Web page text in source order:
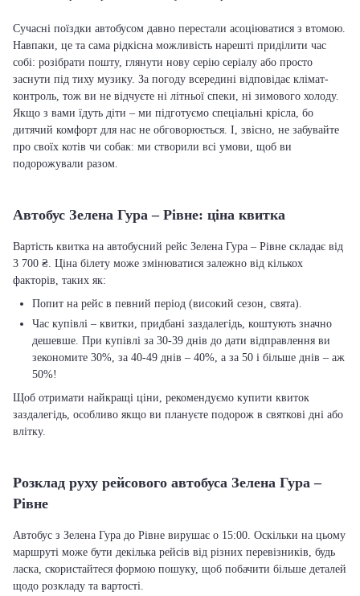
Сучасні поїздки автобусом давно перестали асоціюватися з втомою.
Навпаки, це та сама рідкісна можливість нарешті приділити час
собі: розібрати пошту, глянути нову серію серіалу або просто
заснути під тиху музику. За погоду всередині відповідає клімат-
контроль, тож ви не відчуєте ні літньої спеки, ні зимового холоду.
Якщо з вами їдуть діти – ми підготуємо спеціальні крісла, бо
дитячий комфорт для нас не обговорюється. І, звісно, не забувайте
про своїх котів чи собак: ми створили всі умови, щоб ви
подорожували разом.
Автобус Зелена Гура – Рівне: ціна квитка
Вартість квитка на автобусний рейс Зелена Гура – Рівне складає від
3 700 ₴. Ціна білету може змінюватися залежно від кількох
факторів, таких як:
Попит на рейс в певний період (високий сезон, свята).
Час купівлі – квитки, придбані заздалегідь, коштують значно
дешевше. При купівлі за 30-39 днів до дати відправлення ви
зекономите 30%, за 40-49 днів – 40%, а за 50 і більше днів – аж
50%!
Щоб отримати найкращі ціни, рекомендуємо купити квиток
заздалегідь, особливо якщо ви плануєте подорож в святкові дні або
влітку.
Розклад руху рейсового автобуса Зелена Гура –
Рівне
Автобус з Зелена Гура до Рівне вирушає о 15:00. Оскільки на цьому
маршруті може бути декілька рейсів від різних перевізників, будь
ласка, скористайтеся формою пошуку, щоб побачити більше деталей
щодо розкладу та вартості.